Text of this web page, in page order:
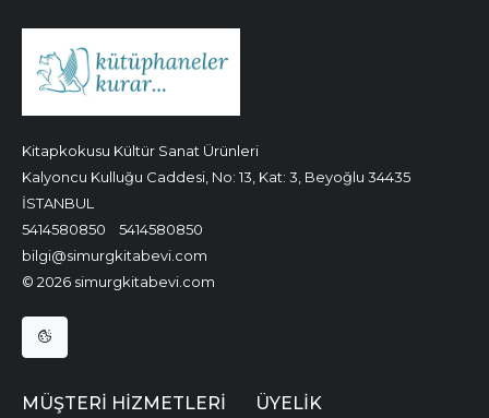
Kitapkokusu Kültür Sanat Ürünleri
Kalyoncu Kulluğu Caddesi, No: 13, Kat: 3, Beyoğlu 34435
İSTANBUL
5414580850
5414580850
bilgi@simurgkitabevi.com
© 2026 simurgkitabevi.com
MÜŞTERI HIZMETLERI ÜYELIK